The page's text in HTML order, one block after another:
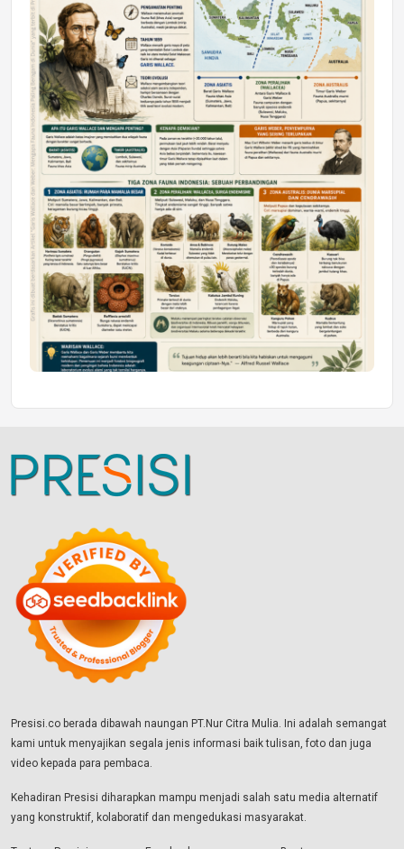
Astra Motor Kalimantan Timur 2 Dukung
Mahasiswa Samarinda dalam Astra
Honda SDGs Future Leaders 2026
Jumat, 10 Jul 2026 19:01
Presisi.co berada dibawah naungan PT.Nur Citra Mulia. Ini adalah semangat
kami untuk menyajikan segala jenis informasi baik tulisan, foto dan juga
video kepada para pembaca.
Kehadiran Presisi diharapkan mampu menjadi salah satu media alternatif
yang konstruktif, kolaboratif dan mengedukasi masyarakat.